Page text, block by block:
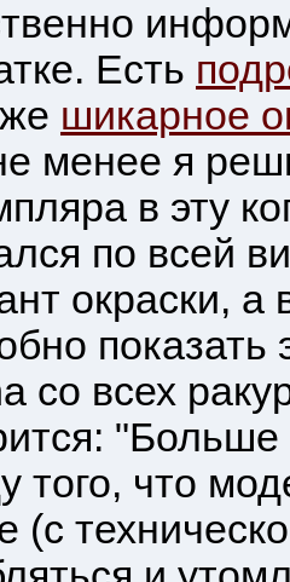
Есть
шикарное
менее я
в эту
по всей
окраски, а
со всех
того, что
(с